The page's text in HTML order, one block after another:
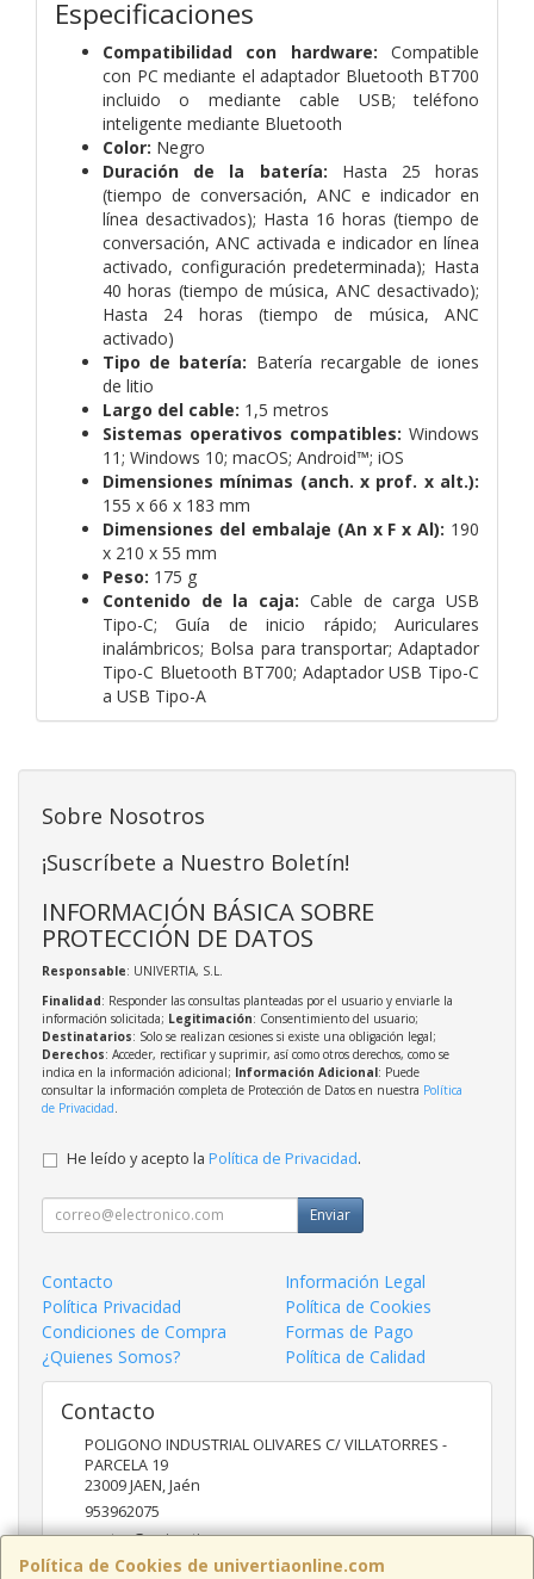
Especificaciones
Compatibilidad con hardware: Compatible
con PC mediante el adaptador Bluetooth BT700
incluido o mediante cable USB; teléfono
inteligente mediante Bluetooth
Color: Negro
Duración de la batería: Hasta 25 horas
(tiempo de conversación, ANC e indicador en
línea desactivados); Hasta 16 horas (tiempo de
conversación, ANC activada e indicador en línea
activado, configuración predeterminada); Hasta
40 horas (tiempo de música, ANC desactivado);
Hasta 24 horas (tiempo de música, ANC
activado)
Tipo de batería: Batería recargable de iones
de litio
Largo del cable: 1,5 metros
Sistemas operativos compatibles: Windows
11; Windows 10; macOS; Android™; iOS
Dimensiones mínimas (anch. x prof. x alt.):
155 x 66 x 183 mm
Dimensiones del embalaje (An x F x Al): 190
x 210 x 55 mm
Peso: 175 g
Contenido de la caja: Cable de carga USB
Tipo-C; Guía de inicio rápido; Auriculares
inalámbricos; Bolsa para transportar; Adaptador
Tipo-C Bluetooth BT700; Adaptador USB Tipo-C
a USB Tipo-A
Política de Cookies de univertiaonline.com
Sobre Nosotros
¡Suscríbete a Nuestro Boletín!
INFORMACIÓN BÁSICA SOBRE
PROTECCIÓN DE DATOS
Responsable: UNIVERTIA, S.L.
Finalidad: Responder las consultas planteadas por el usuario y enviarle la
información solicitada; Legitimación: Consentimiento del usuario;
Destinatarios: Solo se realizan cesiones si existe una obligación legal;
Derechos: Acceder, rectificar y suprimir, así como otros derechos, como se
indica en la información adicional; Información Adicional: Puede
consultar la información completa de Protección de Datos en nuestra Política
de Privacidad
He leído y acepto la Política de Privacidad.
Enviar
Contacto
Información Legal
Política Privacidad
Política de Cookies
Condiciones de Compra
Formas de Pago
¿Quienes Somos?
Política de Calidad
Contacto
POLIGONO INDUSTRIAL OLIVARES C/ VILLATORRES -
PARCELA 19
23009JAEN,Jaén
953962075
ventas@univertia.es